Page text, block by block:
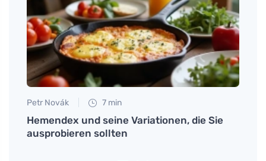
Petr Novák 7 min
Hemendex und seine Variationen, die Sie
ausprobieren sollten